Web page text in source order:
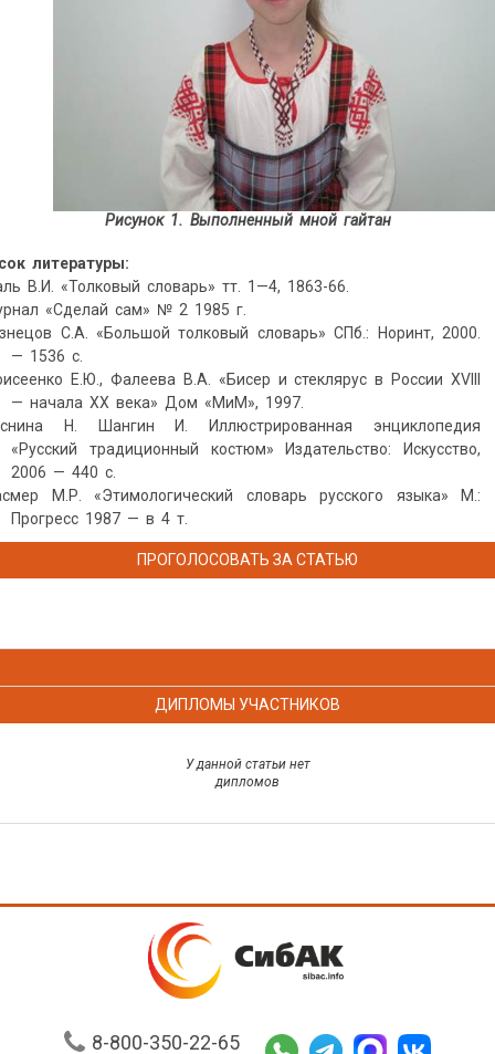
Рисунок 1. Выполненный мной гайтан
литературы:
В.И. «Толковый словарь» тт. 1—4, 1863-66.
«Сделай сам» № 2 1985 г.
С.А. «Большой толковый словарь» СПб.: Норинт, 2000.
— 1536 с.
Е.Ю., Фалеева В.А. «Бисер и стеклярус в России XVIII
— начала ХХ века» Дом «МиМ», 1997.
Н. Шангин И. Иллюстрированная энциклопедия
«Русский традиционный костюм» Издательство: Искусство,
2006 — 440 с.
М.Р. «Этимологический словарь русского языка» М.:
Прогресс 1987 — в 4 т.
ПРОГОЛОСОВАТЬ ЗА СТАТЬЮ
ДИПЛОМЫ УЧАСТНИКОВ
У данной статьи нет
дипломов
8-800-350-22-65